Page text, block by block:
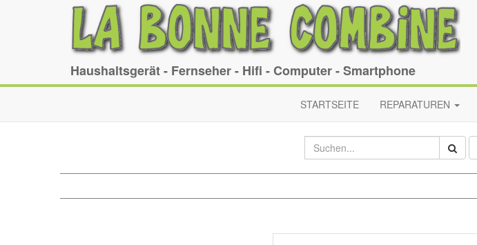
Haushaltsgerät - Fernseher - Hifi - Computer - Smartphone
STARTSEITE REPARATUREN